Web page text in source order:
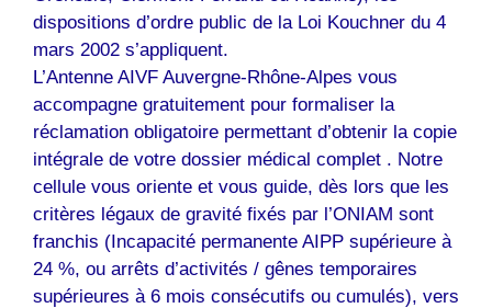
dispositions d’ordre public de la Loi Kouchner du 4
mars 2002 s’appliquent.
L’Antenne AIVF Auvergne-Rhône-Alpes vous
accompagne gratuitement pour formaliser la
réclamation obligatoire permettant d’obtenir la copie
intégrale de votre dossier médical complet . Notre
cellule vous oriente et vous guide, dès lors que les
critères légaux de gravité fixés par l’ONIAM sont
franchis (Incapacité permanente AIPP supérieure à
24 %, ou arrêts d’activités / gênes temporaires
supérieures à 6 mois consécutifs ou cumulés), vers